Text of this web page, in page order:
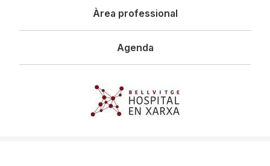
Àrea professional
Agenda